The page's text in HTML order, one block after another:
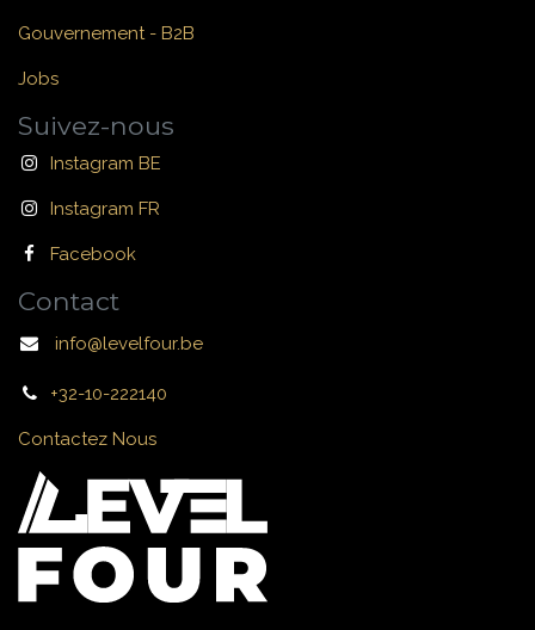
Gouvernement - B2B
Jobs
Suivez-nous
Instagram BE
Instagram FR
Facebook
Contact
info@levelfour.be
+32-10-222140
Contactez Nous